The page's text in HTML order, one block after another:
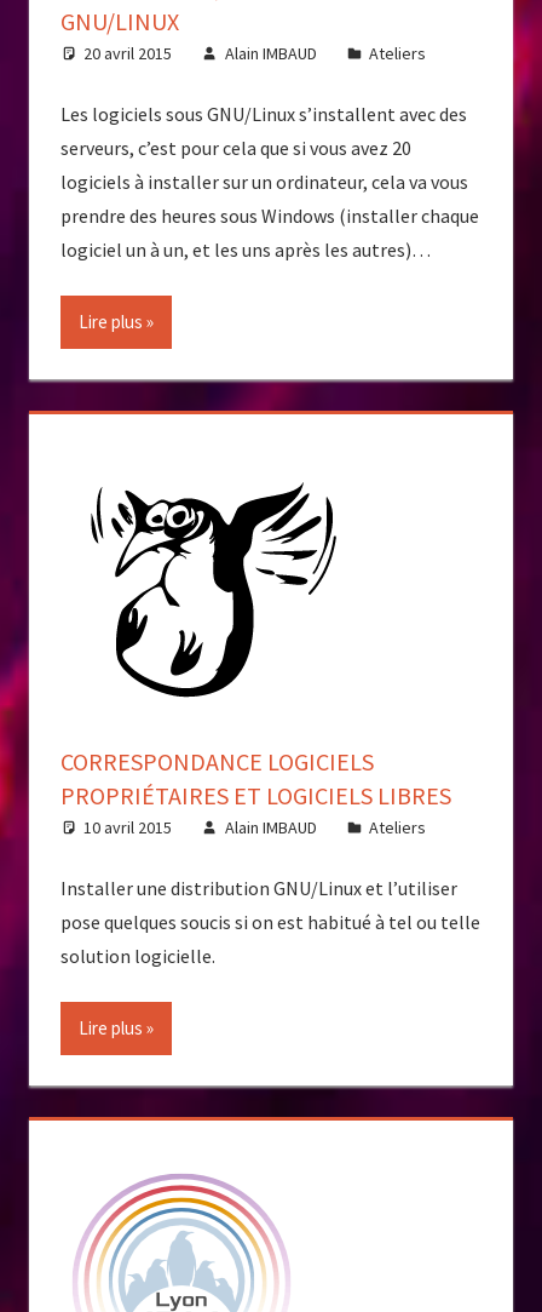
GNU/LINUX
20 avril 2015 Alain IMBAUD Ateliers
Les logiciels sous GNU/Linux s’installent avec des
serveurs, c’est pour cela que si vous avez 20
logiciels à installer sur un ordinateur, cela va vous
prendre des heures sous Windows (installer chaque
logiciel un à un, et les uns après les autres)…
Lire plus
CORRESPONDANCE LOGICIELS
PROPRIÉTAIRES ET LOGICIELS LIBRES
10 avril 2015 Alain IMBAUD Ateliers
Installer une distribution GNU/Linux et l’utiliser
pose quelques soucis si on est habitué à tel ou telle
solution logicielle.
Lire plus